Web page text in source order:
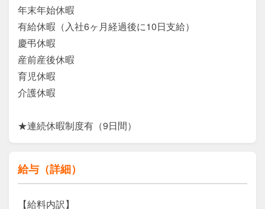
年末年始休暇
有給休暇（入社6ヶ月経過後に10日支給）
慶弔休暇
産前産後休暇
育児休暇
介護休暇
★連続休暇制度有（9日間）
給与（詳細）
【給料内訳】